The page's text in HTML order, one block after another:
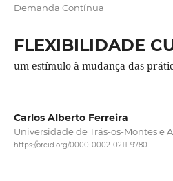
Demanda Contínua
FLEXIBILIDADE
um estímulo à mudança das
Carlos Alberto Ferreira
Universidade de Trás-os-Montes e
https://orcid.org/0000-0002-0211-9780